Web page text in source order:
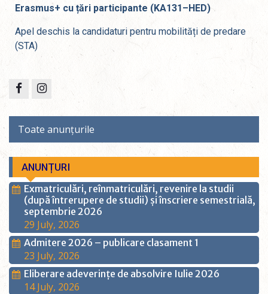
Erasmus+ cu țări participante (KA131–HED)
Apel deschis la candidaturi pentru mobilități de predare
(STA)
Toate anunțurile
ANUNȚURI
Exmatriculări, reînmatriculări, revenire la studii
(după întrerupere de studii) și înscriere semestrială,
septembrie 2026
29 July, 2026
Admitere 2026 – publicare clasament 1
23 July, 2026
Eliberare adeverințe de absolvire Iulie 2026
14 July, 2026